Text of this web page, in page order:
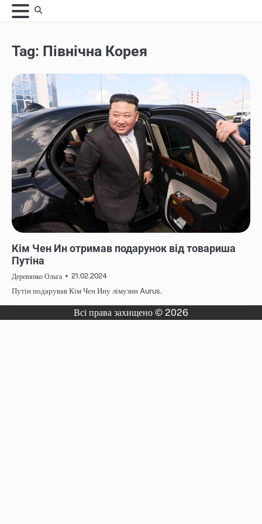
Skip
to
Tag: Північна Корея
Кім Чен Ин отримав подарунок від товариша
Путіна
Деревянко Ольга
21.02.2024
Путін подарував Кім Чен Ину лімузин Aurus.
Всі права захищено © 2026